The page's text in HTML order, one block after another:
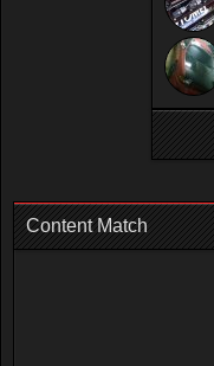
Content Match